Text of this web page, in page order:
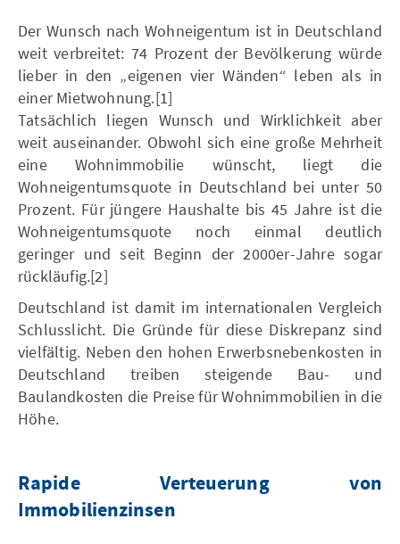
Der Wunsch nach Wohneigentum ist in Deutschland
weit verbreitet: 74 Prozent der Bevölkerung würde
lieber in den „eigenen vier Wänden“ leben als in
einer Mietwohnung.[1]
Tatsächlich liegen Wunsch und Wirklichkeit aber
weit auseinander. Obwohl sich eine große Mehrheit
eine Wohnimmobilie wünscht, liegt die
Wohneigentumsquote in Deutschland bei unter 50
Prozent. Für jüngere Haushalte bis 45 Jahre ist die
Wohneigentumsquote noch einmal deutlich
geringer und seit Beginn der 2000er-Jahre sogar
rückläufig.[2]
Deutschland ist damit im internationalen Vergleich
Schlusslicht. Die Gründe für diese Diskrepanz sind
vielfältig. Neben den hohen Erwerbsnebenkosten in
Deutschland treiben steigende Bau- und
Baulandkosten die Preise für Wohnimmobilien in die
Höhe.
Rapide Verteuerung von
Immobilienzinsen